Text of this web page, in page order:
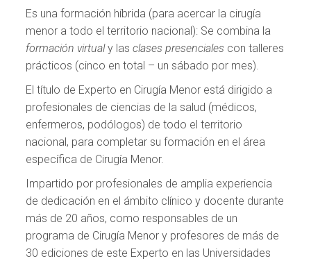
Es una formación híbrida (para acercar la cirugía
menor a todo el territorio nacional): Se combina la
formación virtualy lasclases presenciales con talleres
prácticos (cinco en total – un sábado por mes).
El título de Experto en Cirugía Menor está dirigido a
profesionales de ciencias de la salud (médicos,
enfermeros, podólogos) de todo el territorio
nacional, para completar su formación en el área
específica de Cirugía Menor.
Impartido por profesionales de amplia experiencia
de dedicación en el ámbito clínico y docente durante
más de 20 años, como responsables de un
programa de Cirugía Menor y profesores de más de
30 ediciones de este Experto en las Universidades